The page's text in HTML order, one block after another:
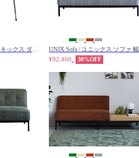
KICKS Dining Chair / キックス ダイニングチェア / bond / ボンド
¥92,400 30%OFF